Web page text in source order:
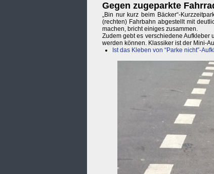
Gegen zugeparkte
„Bin nur kurz beim Bäcker“-
(rechten) Fahrbahn abgestellt mit
machen, bricht einiges zusammen.
Zudem gebt es verschiedene Aufkleber
werden können. Klassiker ist der Mini-
Ist das Kleben von “Parke nicht”-